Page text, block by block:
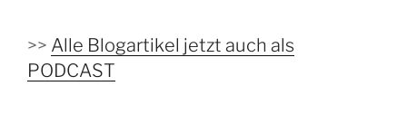
>> Alle Blogartikel jetzt auch als
PODCAST